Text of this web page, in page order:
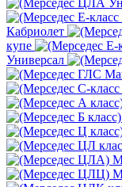
Кабриолет
купе
Универсал